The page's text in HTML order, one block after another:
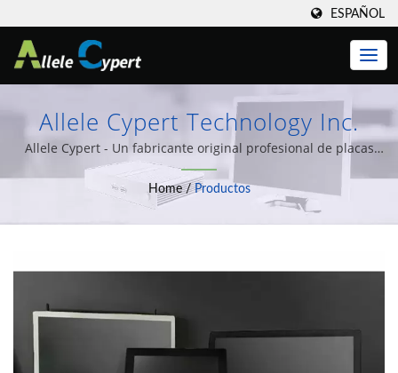
ESPAÑOL
Allele Cypert Technology Inc.
Allele Cypert - Un fabricante original profesional de placas
base integradas, IPC.
Home / Productos